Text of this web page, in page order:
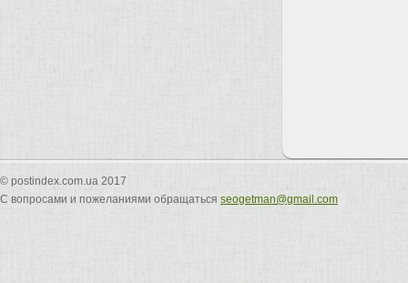
© postindex.com.ua 2017
С вопросами и пожеланиями обращаться seogetman@gmail.com